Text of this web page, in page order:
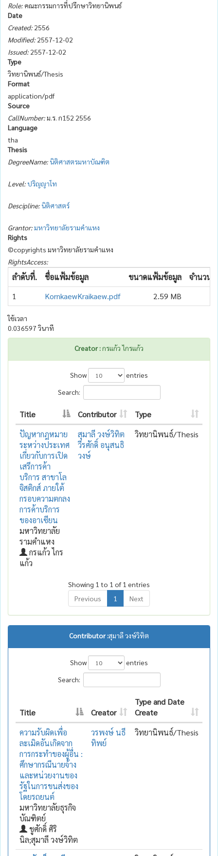
Role: คณะกรรมการที่ปรึกษาวิทยานิพนธ์
Date
Created: 2556
Modified: 2557-12-02
Issued: 2557-12-02
Type
วิทยานิพนธ์/Thesis
Format
application/pdf
Source
CallNumber:ม.ร. ก152 2556
Language
tha
Thesis
DegreeName:นิติศาสตรมหาบัณฑิต
Level:ปริญญาโท
Descipline:นิติศาสตร์
Grantor:มหาวิทยาลัยรามคำแหง
Rights
©copyrights มหาวิทยาลัยรามคำแหง
RightsAccess:
ลำดับที่. ชื่อแฟ้มข้อมูล ขนาดแฟ้มข้อมูล
จำนวนเ
1
KornkaewKraikaew.pdf 2.59 MB
ใช้เวลา
0.036597 วินาที
Creator :กรแก้ว ไกรแก้ว
Show
entries
Search:
Title Contributor
Type
ปัญหากฎหมาย
ระหว่างประเทศ
เกี่ยวกับการเปิด
เสรีการค้า
บริการ สาขาโล
จิสติกส์ ภายใต้
กรอบความตกลง
การค้าบริการ
ของอาเซียน
มหาวิทยาลัย
รามคำแหง
กรแก้ว ไกร
แก้ว
สุมาลี วงษ์วิทิต
วีรศักดิ์ อนุสนธิ
วงษ์
วิทยานิพนธ์/Thesis
Showing 1 to 1 of 1 entries
Previous
1 Next
Contributor :สุมาลี วงษ์วิทิต
Show
entries
Search:
Title Creator
Type and Date
Create
ความรับผิดเพื่อ
ละเมิดอันเกิดจาก
การกระทำของผู้อื่น :
ศึกษากรณีนายจ้าง
และหน่วยงานของ
รัฐในการขนส่งของ
โดยรถยนต์
มหาวิทยาลัยธุรกิจ
บัณฑิตย์
ชูศักดิ์ ศิริ
นิล;สุมาลี วงษ์วิทิต
วรพงษ์ นธี
ทิพย์
วิทยานิพนธ์/Thesis